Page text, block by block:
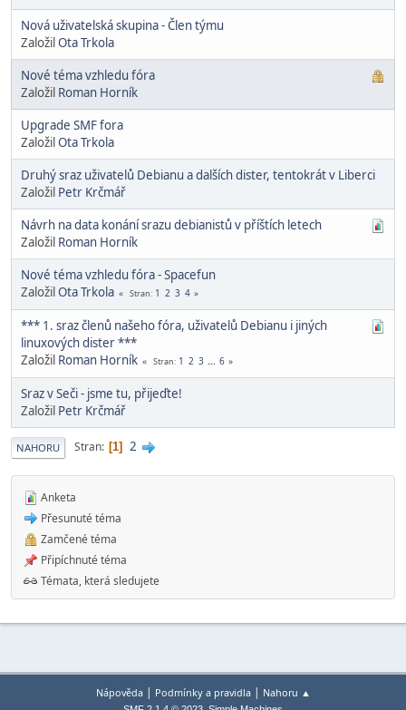
Nová uživatelská skupina - Člen týmu
ZaložilOta Trkola
Nové téma vzhledu fóra
Založil Roman Horník
Upgrade SMF fora
ZaložilOta Trkola
Druhý sraz uživatelů Debianu a dalších dister, tentokrát v Liberci
Založil Petr Krčmář
Návrh na data konání srazu debianistů v příštích letech
Založil Roman Horník
Nové téma vzhledu fóra - Spacefun
ZaložilOta Trkola Stran 1 2 3 4
*** 1. sraz členů našeho fóra, uživatelů Debianu i jiných
linuxových dister ***
Založil Roman Horník Stran 1 2 3 ... 6
Sraz v Seči - jsme tu, přijeďte!
Založil Petr Krčmář
NAHORU Stran 1 2
Anketa
Přesunuté téma
Zamčené téma
Připíchnuté téma
Témata, která sledujete
Nápověda| Podmínky a pravidla| Nahoru ▲